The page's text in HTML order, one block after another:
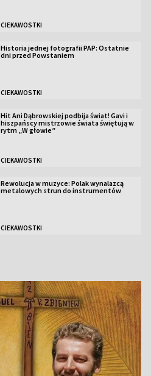
CIEKAWOSTKI
Historia jednej fotografii PAP: Ostatnie
dni przed Powstaniem
CIEKAWOSTKI
Hit Ani Dąbrowskiej podbija świat! Gavi i
hiszpańscy mistrzowie świata świętują w
rytm „W głowie”
CIEKAWOSTKI
Rewolucja w muzyce: Polak wynalazcą
metalowych strun do instrumentów
CIEKAWOSTKI